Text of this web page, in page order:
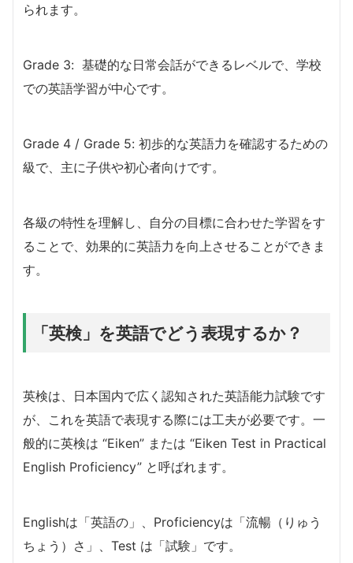
られます。
Grade 3: 基礎的な日常会話ができるレベルで、学校
での英語学習が中心です。
Grade 4 / Grade 5: 初歩的な英語力を確認するための
級で、主に子供や初心者向けです。
各級の特性を理解し、自分の目標に合わせた学習をす
ることで、効果的に英語力を向上させることができま
す。
「英検」を英語でどう表現するか？
英検は、日本国内で広く認知された英語能力試験です
が、これを英語で表現する際には工夫が必要です。一
般的に英検は “Eiken” または “Eiken Test in Practical
English Proficiency” と呼ばれます。
Englishは「英語の」、Proficiencyは「流暢（りゅう
ちょう）さ」、Test は「試験」です。